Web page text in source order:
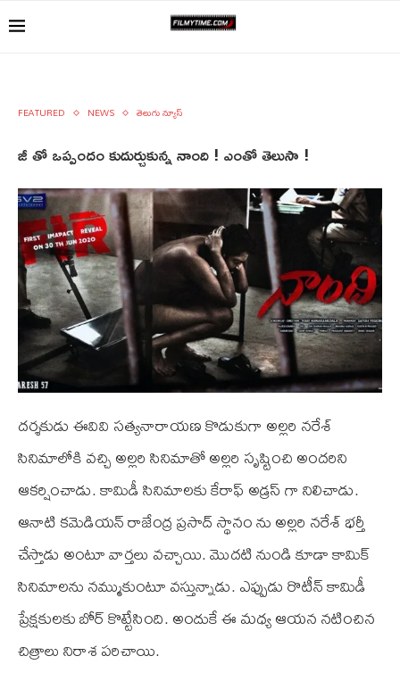
FEATURED NEWS తెలుగు న్యూస్
జీ తో ఒప్పందం కుదుర్చుకున్న నాంది ! ఎంతో తెలుసా !
దర్శకుడు ఈ‌వి‌వి సత్యనారాయణ కొడుకుగా అల్లరి నరేశ్
సినిమాలోకి వచ్చి అల్లరి సినిమాతో అల్లరి సృష్టించి అందరిని
ఆకర్షించాడు. కామిడీ సినిమాలకు కేరాఫ్ అడ్రస్ గా నిలిచాడు.
ఆనాటి కమెడియన్ రాజేంద్ర ప్రసాద్ స్థానం ను అల్లరి నరేశ్ భర్తీ
చేస్తాడు అంటూ వార్తలు వచ్చాయి. మొదటి నుండి కూడా కామిక్
సినిమాలను నమ్ముకుంటూ వస్తున్నాడు. ఎప్పుడు రొటీన్ కామిడీ
ప్రేక్షకులకు బోర్ కొట్టేసింది. అందుకే ఈ మధ్య ఆయన నటించిన
చిత్రాలు నిరాశ పరిచాయి.